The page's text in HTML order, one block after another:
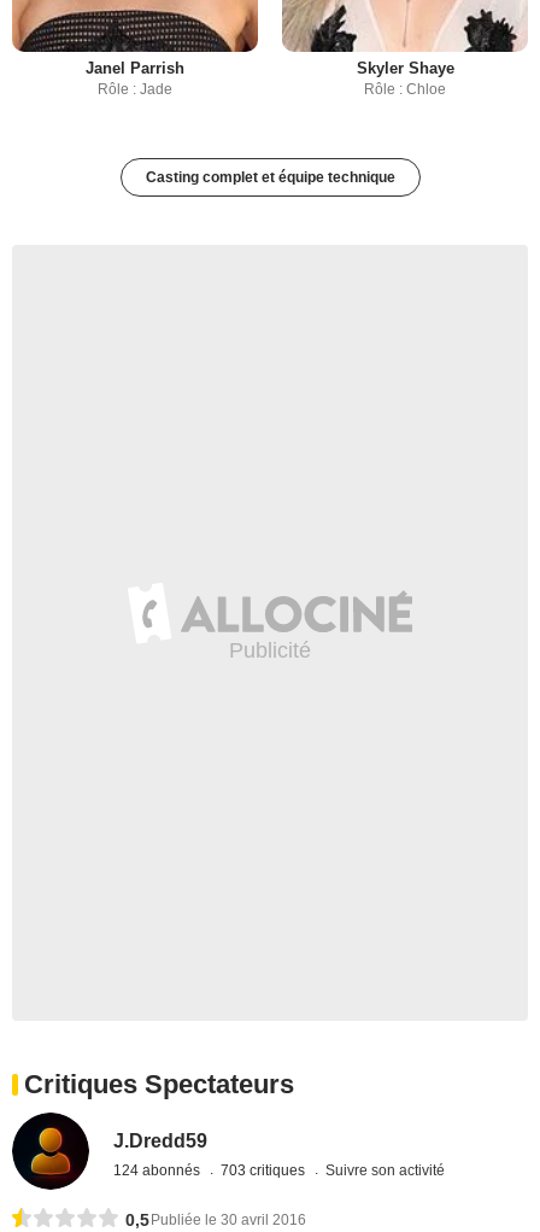
Janel Parrish
Rôle : Jade
Skyler Shaye
Rôle : Chloe
Casting complet et équipe technique
Critiques Spectateurs
J.Dredd59
124 abonnés 703 critiques Suivre son activité
0,5 Publiée le 30 avril 2016